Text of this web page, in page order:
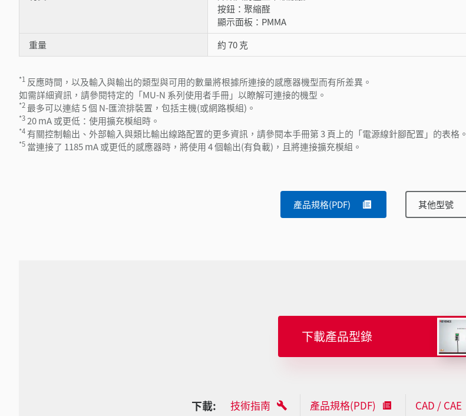
按鈕：聚縮醛
顯示面板：PMMA
重量
約 70 克
*1 反應時間，以及輸入與輸出的類型與可用的數量將根據所連接的感應器機型而有所差異。
如需詳細資訊，請參閱特定的「MU-N 系列使用者手冊」以瞭解可連接的機型。
*2 最多可以連結 5 個 N-匯流排裝置，包括主機(或網路模組)。
*3 20 mA 或更低：使用擴充模組時。
*4 有關控制輸出、外部輸入與類比輸出線路配置的更多資訊，請參閱本手冊第 3 頁上的「電源線針腳配置」的表格。
*5 當連接了 1185 mA 或更低的感應器時，將使用 4 個輸出(有負載)，且將連接擴充模組。
產品規格(PDF) 其他型號
下載產品型錄
下載: 技術指南 產品規格(PDF) CAD / CAE